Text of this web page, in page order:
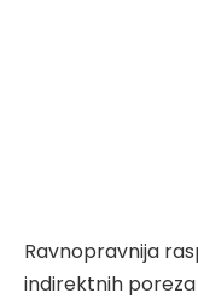
Ravnopravnija
indirektnih